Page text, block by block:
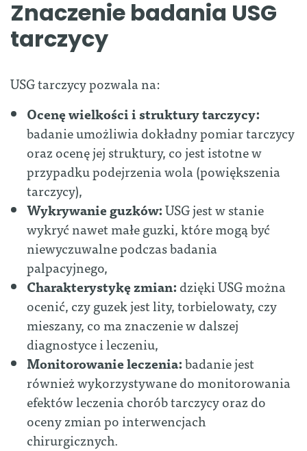
Znaczenie badania USG
tarczycy
USG tarczycy pozwala na:
Ocenę wielkości i struktury tarczycy:
badanie umożliwia dokładny pomiar tarczycy
oraz ocenę jej struktury, co jest istotne w
przypadku podejrzenia wola (powiększenia
tarczycy),
Wykrywanie guzków:USG jest w stanie
wykryć nawet małe guzki, które mogą być
niewyczuwalne podczas badania
palpacyjnego,
Charakterystykę zmian:dzięki USG można
ocenić, czy guzek jest lity, torbielowaty, czy
mieszany, co ma znaczenie w dalszej
diagnostyce i leczeniu,
Monitorowanie leczenia:badanie jest
również wykorzystywane do monitorowania
efektów leczenia chorób tarczycy oraz do
oceny zmian po interwencjach
chirurgicznych.